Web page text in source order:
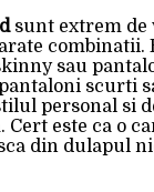
sunt extrem de
combinatii.
sau
scurti
personal si
Cert este ca o
din dulapul